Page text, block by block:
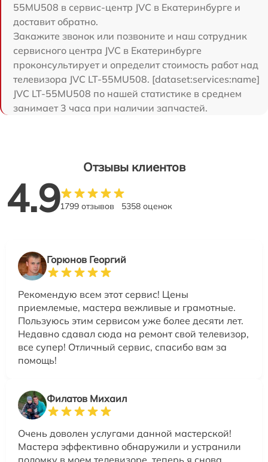
55MU508 в сервис-центр JVC в Екатеринбурге и
доставит обратно.
Закажите звонок или позвоните и наш сотрудник
сервисного центра JVC в Екатеринбурге
проконсультирует и определит стоимость работ над
телевизора JVC LT-55MU508. [dataset:services:name]
JVC LT-55MU508 по нашей статистике в среднем
занимает 3 часа при наличии запчастей.
Отзывы клиентов
4.91799 отзывов 5358 оценок
Горюнов Георгий
Рекомендую всем этот сервис! Цены
приемлемые, мастера вежливые и грамотные.
Пользуюсь этим сервисом уже более десяти лет.
Недавно сдавал сюда на ремонт свой телевизор,
все супер! Отличный сервис, спасибо вам за
помощь!
Филатов Михаил
Очень доволен услугами данной мастерской!
Мастера эффективно обнаружили и устранили
поломку в моем телевизоре, теперь я снова